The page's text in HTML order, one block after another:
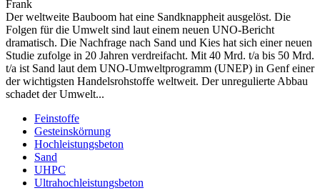
Frank
Der weltweite Bauboom hat eine Sandknappheit ausgelöst. Die
Folgen für die Umwelt sind laut einem neuen UNO-Bericht
dramatisch. Die Nachfrage nach Sand und Kies hat sich einer neuen
Studie zufolge in 20 Jahren verdreifacht. Mit 40 Mrd. t/a bis 50 Mrd.
t/a ist Sand laut dem UNO-Umweltprogramm (UNEP) in Genf einer
der wichtigsten Handelsrohstoffe weltweit. Der unregulierte Abbau
schadet der Umwelt...
Feinstoffe
Gesteinskörnung
Hochleistungsbeton
Sand
UHPC
Ultrahochleistungsbeton